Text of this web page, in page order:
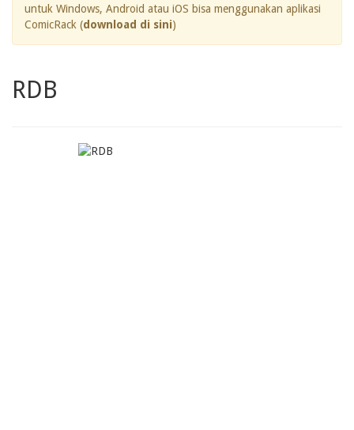
untuk Windows, Android atau iOS bisa menggunakan aplikasi
ComicRack (download di sini)
RDB